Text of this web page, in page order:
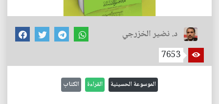
د. نضير الخزرجي
7653
الموسوعة الحسينية القراءة الكتاب